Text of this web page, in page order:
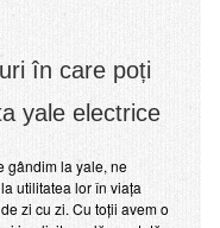
în care poți
yale electrice
gândim la yale, ne
utilitatea lor în viața
zi cu zi. Cu toții avem o